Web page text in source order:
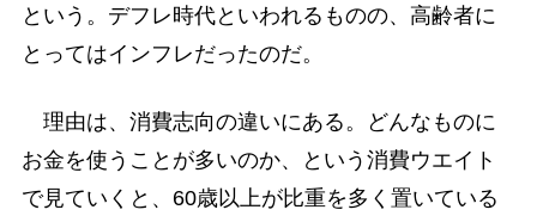
という。デフレ時代といわれるものの、高齢者に
とってはインフレだったのだ。
理由は、消費志向の違いにある。どんなものに
お金を使うことが多いのか、という消費ウエイト
で見ていくと、60歳以上が比重を多く置いている